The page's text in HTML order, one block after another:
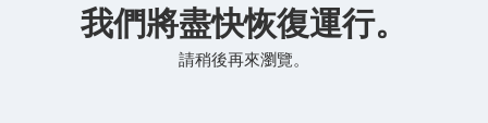
我們將盡快恢復運行。
請稍後再來瀏覽。